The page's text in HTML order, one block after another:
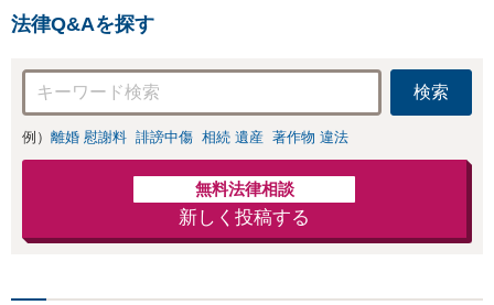
法律Q&Aを探す
検索
例） 離婚 慰謝料 誹謗中傷 相続 遺産 著作物 違法
無料法律相談
新しく投稿する